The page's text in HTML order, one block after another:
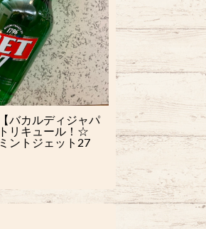
バカルディジャパ
リキュール！☆
ントジェット27